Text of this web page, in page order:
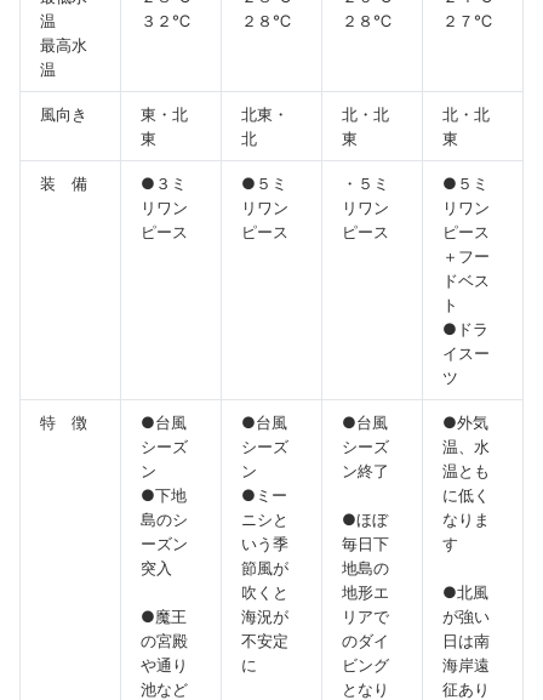
温
最高水
温
３２℃
２８℃
２８℃
２７℃
風向き
東・北
東
北東・
北
北・北
東
北・北
東
装 備
●３ミ
リワン
ピース
●５ミ
リワン
ピース
・５ミ
リワン
ピース
●５ミ
リワン
ピース
＋フー
ドベス
ト
●ドラ
イスー
ツ
特 徴
●台風
シーズ
ン
●下地
島のシ
ーズン
突入
●魔王
の宮殿
や通り
池など
●台風
シーズ
ン
●ミー
ニシと
いう季
節風が
吹くと
海況が
不安定
に
●台風
シーズ
ン終了
●ほぼ
毎日下
地島の
地形エ
リアで
のダイ
ビング
となり
●外気
温、水
温とも
に低く
なりま
す
●北風
が強い
日は南
海岸遠
征あり